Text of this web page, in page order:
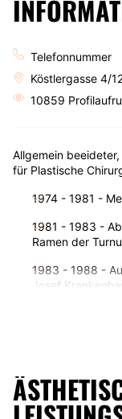
Telefonnummer
Köstlergasse 4/
10859
Allgemein
für Plastische
1974 - 1981 -
1981 - 1983 -
Ramen der
1983 - 1988 -
Josef
Chirurgie auf
Auhofstraße 189
Mein